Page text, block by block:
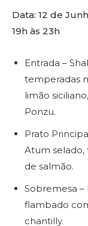
Data: 12 de
19h às 23h
Entrada –
temperadas
limão
Ponzu.
Prato
Atum selado,
de salmão.
Sobremesa –
flambado
chantilly.